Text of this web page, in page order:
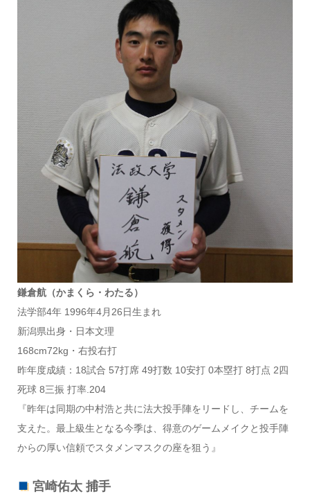
鎌倉航（かまくら・わたる）
法学部4年 1996年4月26日生まれ
新潟県出身・日本文理
168cm72kg・右投右打
昨年度成績：18試合 57打席 49打数 10安打 0本塁打 8打点 2四
死球 8三振 打率.204
『昨年は同期の中村浩と共に法大投手陣をリードし、チームを
支えた。最上級生となる今季は、得意のゲームメイクと投手陣
からの厚い信頼でスタメンマスクの座を狙う』
宮崎佑太 捕手